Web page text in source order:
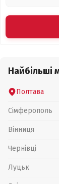
Найбільші
Полтава
Сімферополь
Вінниця
Чернівці
Луцьк